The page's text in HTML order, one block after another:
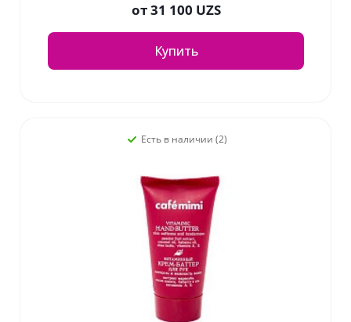
от31 100 UZS
Купить
Есть в наличии (2)